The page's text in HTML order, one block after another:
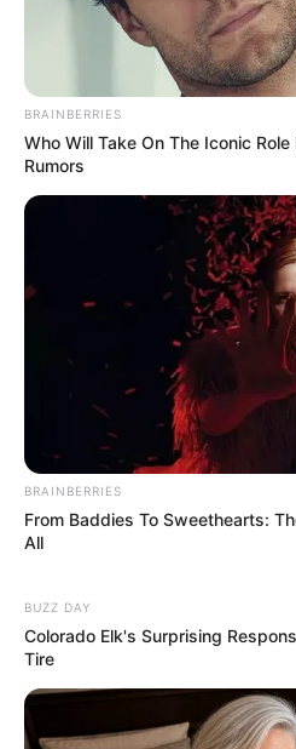
ПАРТНЕРСЬКІ МАТЕРІАЛИ ПОДІЇ
Попит на
BRAINBERRIES
Who Will Take On The Iconic
Rumors
BRAINBERRIES
From Baddies To Sweethearts:
All
BUZZ DAY
Colorado Elk's Surprising
Tire